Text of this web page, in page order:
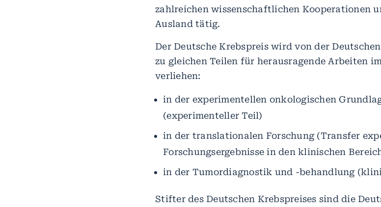
zahlreichen wissenschaftlichen Kooperationen
Ausland tätig.
Der Deutsche Krebspreis wird von der
zu gleichen Teilen für herausragende Arbeiten
verliehen:
in der experimentellen onkologischen
(experimenteller Teil)
in der translationalen Forschung (Transfer
Forschungsergebnisse in den klinischen
in der Tumordiagnostik und -behandlung
Stifter des Deutschen Krebspreises sind die